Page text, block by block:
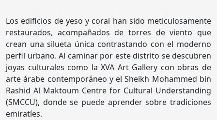
Los edificios de yeso y coral han sido meticulosamente
restaurados, acompañados de torres de viento que
crean una silueta única contrastando con el moderno
perfil urbano. Al caminar por este distrito se descubren
joyas culturales como la XVA Art Gallery con obras de
arte árabe contemporáneo y el Sheikh Mohammed bin
Rashid Al Maktoum Centre for Cultural Understanding
(SMCCU), donde se puede aprender sobre tradiciones
emiratíes.